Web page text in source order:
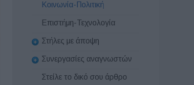
Κοινωνία-Πολιτική
Επιστήμη-Τεχνολογία
Στήλες με άποψη
Συνεργασίες αναγνωστών
Στείλε το δικό σου άρθρο